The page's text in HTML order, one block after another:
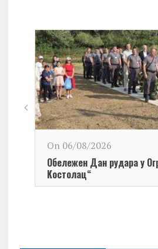
On 06/08/2026
Обележен Дан рудара у
Kостолац“